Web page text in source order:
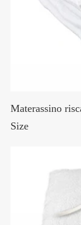
Materassino
Size